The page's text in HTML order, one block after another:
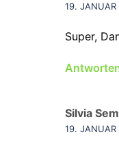
19.
Super,
Silvia
19.